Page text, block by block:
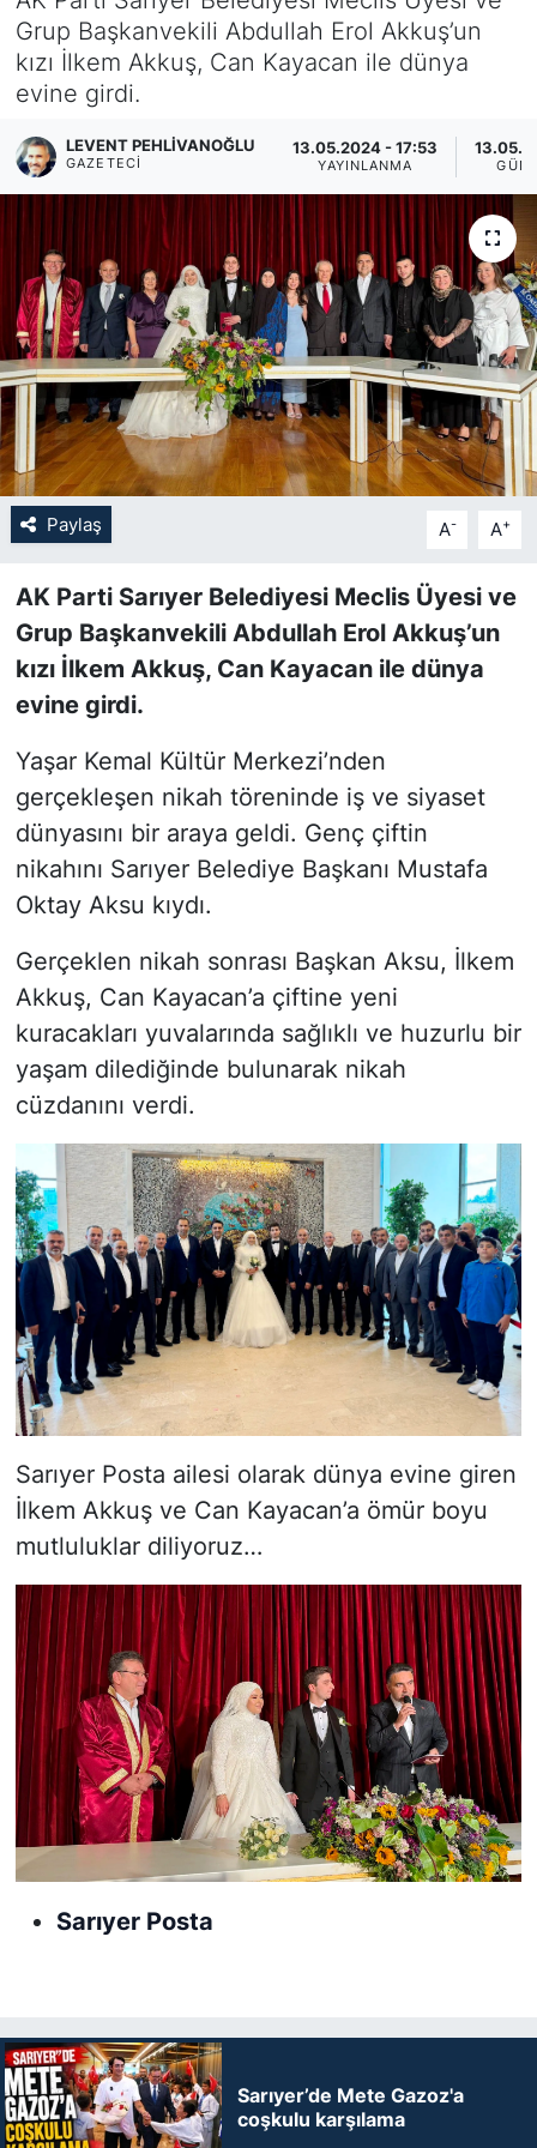
Grup Başkanvekili Abdullah Erol Akkuş’un
kızı İlkem Akkuş, Can Kayacan ile dünya
evine girdi.
LEVENT PEHLIVANOĞLU
GAZETECI
13.05.2024 - 17:53
YAYINLANMA
Paylaş A- A+
AK Parti Sarıyer Belediyesi Meclis Üyesi ve
Grup Başkanvekili Abdullah Erol Akkuş’un
kızı İlkem Akkuş, Can Kayacan ile dünya
evine girdi.
Yaşar Kemal Kültür Merkezi’nden
gerçekleşen nikah töreninde iş ve siyaset
dünyasını bir araya geldi. Genç çiftin
nikahını Sarıyer Belediye Başkanı Mustafa
Oktay Aksu kıydı.
Gerçeklen nikah sonrası Başkan Aksu, İlkem
Akkuş, Can Kayacan’a çiftine yeni
kuracakları yuvalarında sağlıklı ve huzurlu bir
yaşam dilediğinde bulunarak nikah
cüzdanını verdi.
Sarıyer Posta ailesi olarak dünya evine giren
İlkem Akkuş ve Can Kayacan’a ömür boyu
mutluluklar diliyoruz…
Sarıyer Posta
Sarıyer’de Mete Gazoz'a
coşkulu karşılama
KÖŞE YAZILARI
KÖŞE YAZILARI (Arşiv)
KÜLTÜR SANAT
MAGAZİN
RÖPORTAJ
SAĞLIK
SARIYER HABERLERİ
SARIYER İMAR BARIŞI
SEKTÖR
SİYASET
SON DAKİKA HABERİ
SPOR
TEKNOLOJİ
TÜRKİYE VE DÜNYA GÜNDEMİ
VİDEO GALERİ
YAŞAM